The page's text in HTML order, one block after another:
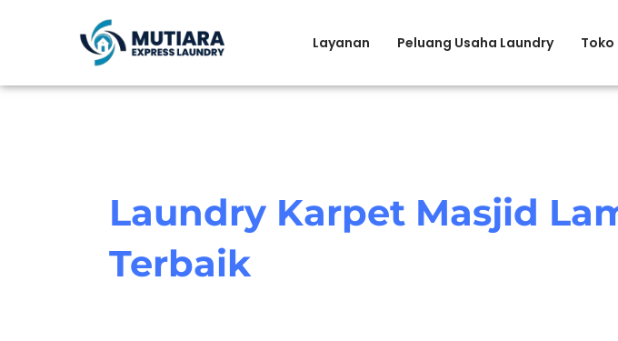
Layanan Peluang Usaha Laundry Toko
Laundry Karpet Masjid
Terbaik